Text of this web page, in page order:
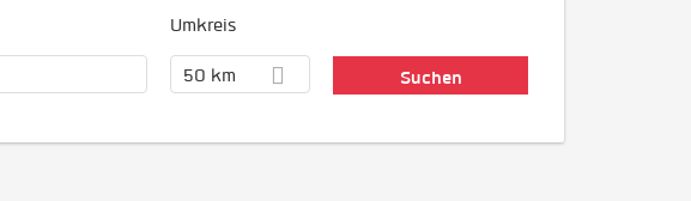
Umkreis
50 km